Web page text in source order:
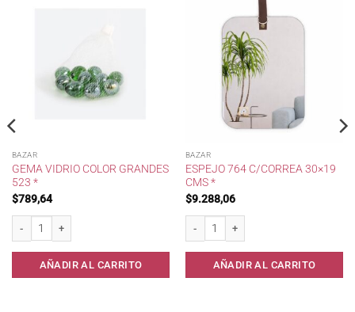
BAZAR
GEMA VIDRIO COLOR GRANDES
523 *
$789,64
AÑADIR AL CARRITO
BAZAR
ESPEJO 764 C/CORREA 30×19
CMS *
$9.288,06
AÑADIR AL CARRITO